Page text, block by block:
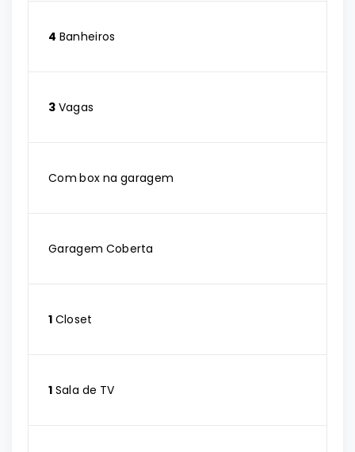
4 Banheiros
3 Vagas
Com box na garagem
Garagem Coberta
1 Closet
1 Sala de TV